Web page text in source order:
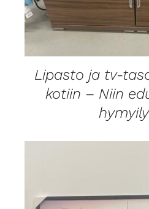
Lipasto ja tv-
kotiin – Niin